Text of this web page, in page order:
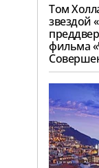
Том
звездой
фильма